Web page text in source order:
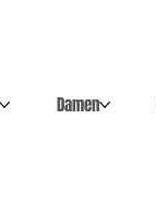
Damen